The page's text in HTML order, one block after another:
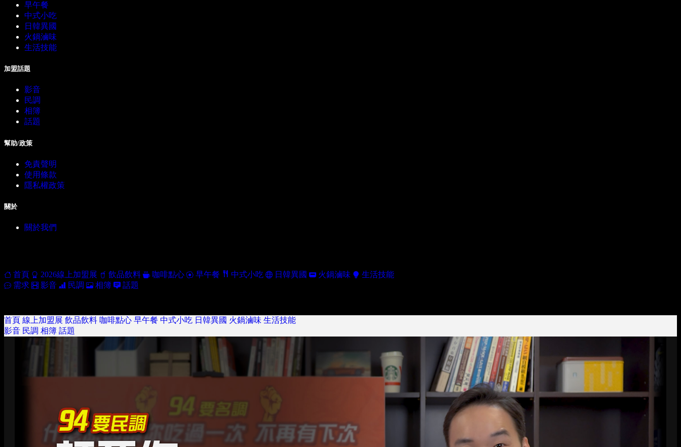
早午餐
中式小吃
日韓異國
火鍋滷味
生活技能
加盟話題
影音
民調
相簿
話題
幫助/政策
免責聲明
使用條款
隱私權政策
關於
關於我們
首頁 2026線上加盟展 飲品飲料 咖啡點心 早午餐 中式小吃 日韓異國 火鍋滷味
生活技能
需求
影音 民調 相簿 話題
首頁 線上加盟展 飲品飲料 咖啡點心 早午餐 中式小吃 日韓異國 火鍋滷味 生活技能
影音 民調 相簿 話題